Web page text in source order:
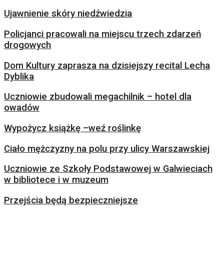
Ujawnienie skóry niedźwiedzia
Policjanci pracowali na miejscu trzech zdarzeń
drogowych
Dom Kultury zaprasza na dzisiejszy recital Lecha
Dyblika
Uczniowie zbudowali megachilnik – hotel dla
owadów
Wypożycz książkę –weź roślinkę
Ciało mężczyzny na polu przy ulicy Warszawskiej
Uczniowie ze Szkoły Podstawowej w Galwieciach
w bibliotece i w muzeum
Przejścia będą bezpieczniejsze